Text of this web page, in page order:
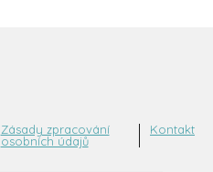
Zásady zpracování
osobních údajů
Kontakt